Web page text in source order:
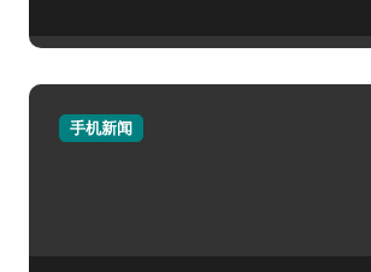
手机新闻